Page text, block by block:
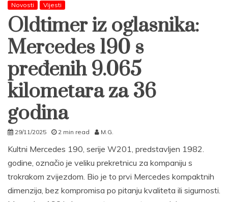
Novosti Vijesti
Oldtimer iz oglasnika:
Mercedes 190 s
pređenih 9.065
kilometara za 36
godina
29/11/2025 2 min read M.G.
Kultni Mercedes 190, serije W201, predstavljen 1982.
godine, označio je veliku prekretnicu za kompaniju s
trokrakom zvijezdom. Bio je to prvi Mercedes kompaktnih
dimenzija, bez kompromisa po pitanju kvaliteta ili sigurnosti.